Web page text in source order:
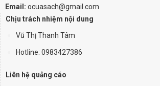
Email: ocuasach@gmail.com
Chịu trách nhiệm nội dung
Vũ Thị Thanh Tâm
Hotline: 0983427386
Liên hệ quảng cáo